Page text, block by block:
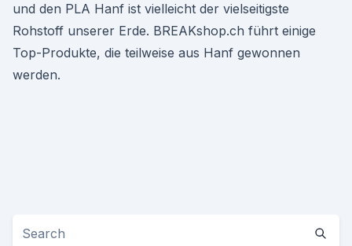
und den PLA Hanf ist vielleicht der vielseitigste
Rohstoff unserer Erde. BREAKshop.ch führt einige
Top-Produkte, die teilweise aus Hanf gewonnen
werden.